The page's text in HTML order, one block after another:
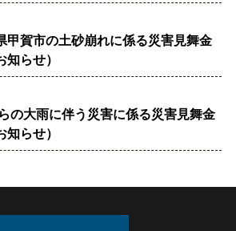
甲賀市の土砂崩れに係る災害見舞金
らせ）
の大雨に伴う災害に係る災害見舞金
らせ）